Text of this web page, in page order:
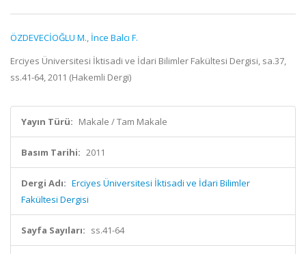
ÖZDEVECİOĞLU M., İnce Balcı F.
Erciyes Üniversitesi İktisadi ve İdari Bilimler Fakültesi Dergisi, sa.37,
ss.41-64, 2011 (Hakemli Dergi)
Yayın Türü: Makale / Tam Makale
Basım Tarihi: 2011
Dergi Adı: Erciyes Üniversitesi İktisadi ve İdari Bilimler
Fakültesi Dergisi
Sayfa Sayıları: ss.41-64